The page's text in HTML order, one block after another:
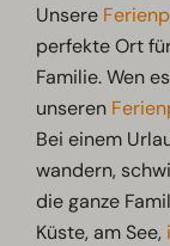
Unsere
perfekte Ort
Familie. Wen
unseren
Bei einem
wandern,
die ganze
Küste, am See,